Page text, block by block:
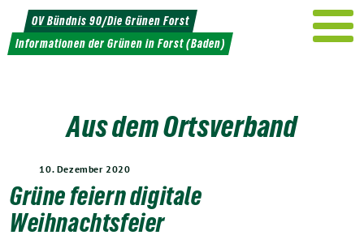
Weiter
zum
Inhalt
OV Bündnis 90/Die Grünen Forst
Informationen der Grünen in Forst (Baden)
Aus dem Ortsverband
10. Dezember 2020
Grüne feiern digitale
Weihnachtsfeier